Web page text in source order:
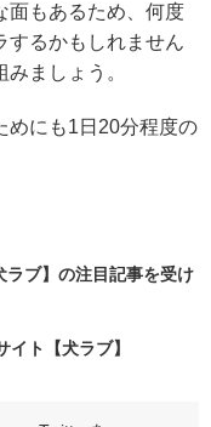
面もあるため、何度
するかもしれません
ましょう。
めにも1日20分程度の
ラブ】の注目記事を受け